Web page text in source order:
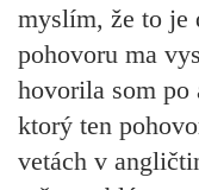
myslím, že to je
pohovoru ma
hovorila som po
ktorý ten
vetách v